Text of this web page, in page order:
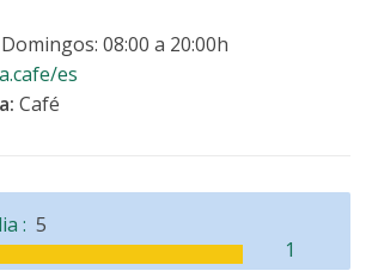
08:00 a 20:00h
es
Café
:
1
5